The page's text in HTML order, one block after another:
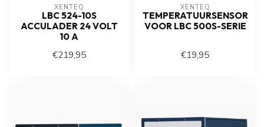
XENTEQ
LBC 524-10S
ACCULADER 24 VOLT
10 A
€219,95
XENTEQ
TEMPERATUURSENSOR
VOOR LBC 500S-SERIE
€19,95